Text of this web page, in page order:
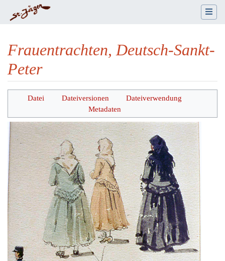
Frauentrachten, Deutsch-Sankt-
Peter
Wechseln zu: Navigation,Suche
Datei Dateiversionen
Dateiverwendung
Metadaten